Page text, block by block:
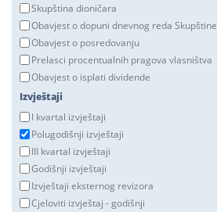
Skupština dioničara
Obavjest o dopuni dnevnog reda Skupštine
Obavjest o posredovanju
Prelasci procentualnih pragova vlasništva
Obavjest o isplati dividende
Izvještaji
I kvartal izvještaji
Polugodišnji izvještaji
III kvartal izvještaji
Godišnji izvještaji
Izvještaji eksternog revizora
Cjeloviti izvještaj - godišnji